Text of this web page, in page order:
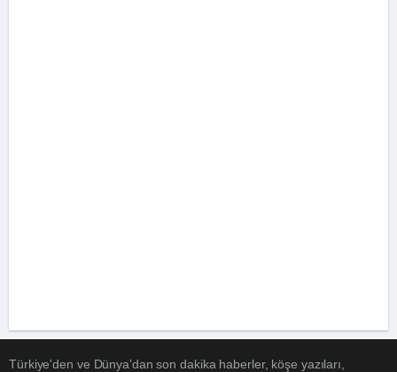
Türkiye'den ve Dünya’dan son dakika haberler, köşe yazıları,